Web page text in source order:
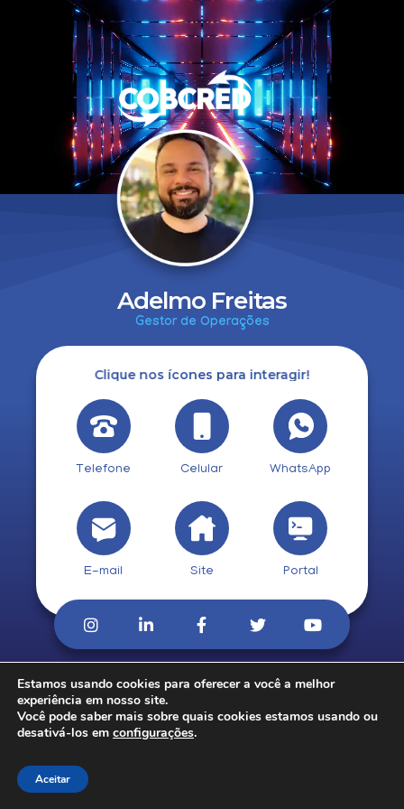
Adelmo Freitas
Gestor de Operações
Clique nos ícones para interagir!
Telefone Celular WhatsApp
E-mail Site Portal
© 2026. CobCred.
Estamos usando cookies para oferecer a você a melhor
experiência em nosso site.
Você pode saber mais sobre quais cookies estamos usando ou
desativá-los em configurações.
Aceitar